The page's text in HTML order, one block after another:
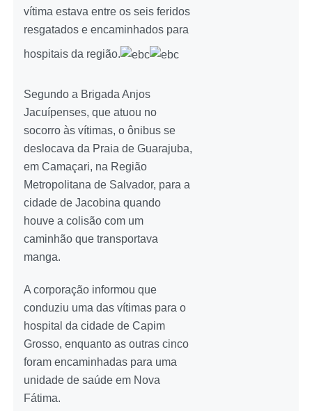
vítima estava entre os seis feridos
resgatados e encaminhados para
hospitais da região.
Segundo a Brigada Anjos
Jacuípenses, que atuou no
socorro às vítimas, o ônibus se
deslocava da Praia de Guarajuba,
em Camaçari, na Região
Metropolitana de Salvador, para a
cidade de Jacobina quando
houve a colisão com um
caminhão que transportava
manga.
A corporação informou que
conduziu uma das vítimas para o
hospital da cidade de Capim
Grosso, enquanto as outras cinco
foram encaminhadas para uma
unidade de saúde em Nova
Fátima.